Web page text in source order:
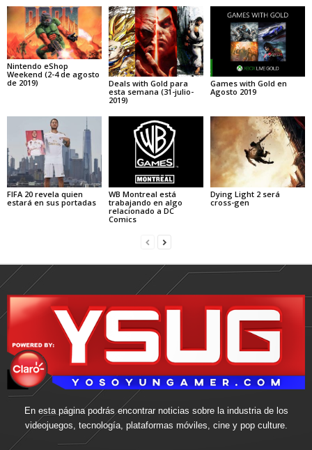
Nintendo eShop
Weekend (2-4 de agosto
de 2019)
Deals with Gold para
esta semana (31-julio-
2019)
Games with Gold en
Agosto 2019
FIFA 20 revela quien
estará en sus portadas
WB Montreal está
trabajando en algo
relacionado a DC
Comics
Dying Light 2 será
cross-gen
En esta página podrás encontrar noticias sobre la industria de los
videojuegos, tecnología, plataformas móviles, cine y pop culture.